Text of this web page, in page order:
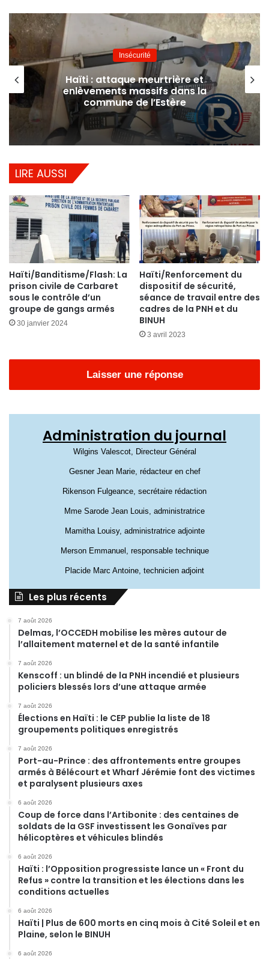
Insécurité
Haïti : attaque meurtrière et
enlèvements massifs dans la
commune de l’Estère
LIRE AUSSI
Haïti/Banditisme/Flash: La
prison civile de Carbaret
sous le contrôle d’un
groupe de gangs armés
30 janvier 2024
Haïti/Renforcement du
dispositif de sécurité,
séance de travail entre des
cadres de la PNH et du
BINUH
3 avril 2023
Laisser une réponse
Administration du journal
Wilgins Valescot, Directeur Général
Gesner Jean Marie, rédacteur en chef
Rikenson Fulgeance, secrétaire rédaction
Mme Sarode Jean Louis, administratrice
Mamitha Louisy, administratrice adjointe
Merson Emmanuel, responsable technique
Placide Marc Antoine, technicien adjoint
Les plus récents
7 août 2026
Delmas, l’OCCEDH mobilise les mères autour de
l’allaitement maternel et de la santé infantile
7 août 2026
Kenscoff : un blindé de la PNH incendié et plusieurs
policiers blessés lors d’une attaque armée
7 août 2026
Élections en Haïti : le CEP publie la liste de 18
groupements politiques enregistrés
7 août 2026
Port-au-Prince : des affrontements entre groupes
armés à Bélécourt et Wharf Jérémie font des victimes
et paralysent plusieurs axes
6 août 2026
Coup de force dans l’Artibonite : des centaines de
soldats de la GSF investissent les Gonaïves par
hélicoptères et véhicules blindés
6 août 2026
Haïti : l’Opposition progressiste lance un « Front du
Refus » contre la transition et les élections dans les
conditions actuelles
6 août 2026
Haïti | Plus de 600 morts en cinq mois à Cité Soleil et en
Plaine, selon le BINUH
6 août 2026